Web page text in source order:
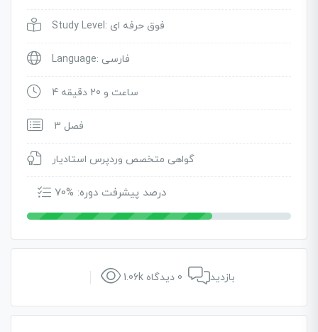
Study Level: فوق حرفه ای
Language: فارسی
4 ساعت و 20 دقیقه
3 فصل
گواهی متخصص وردپرس استادیار
درصد پیشرفت دوره: %70
1.06k بازدید